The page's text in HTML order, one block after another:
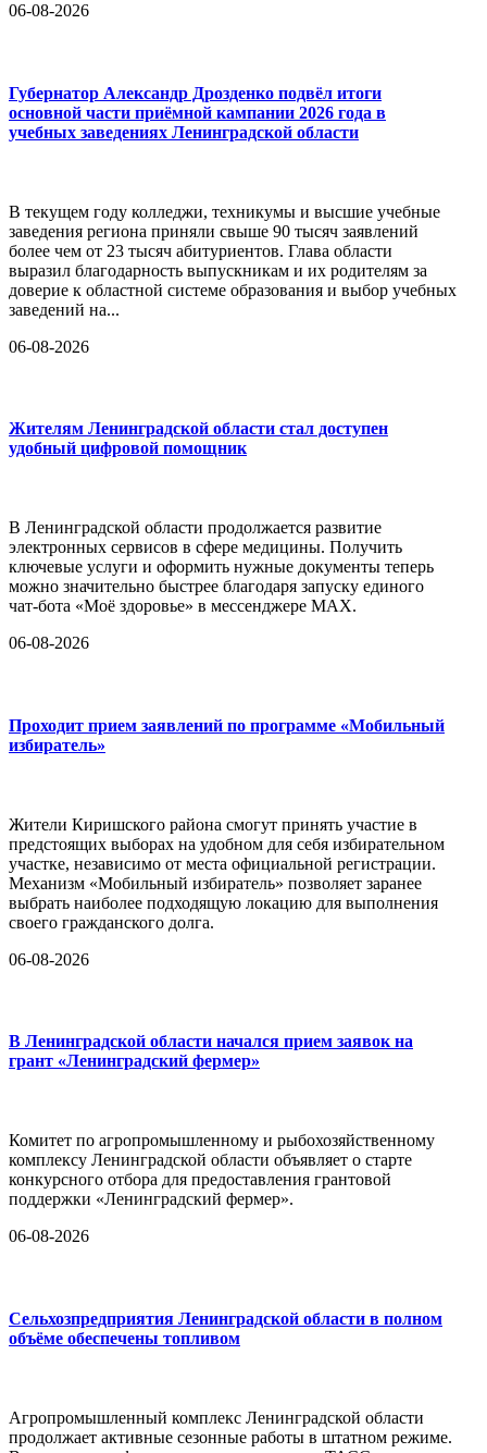
06-08-2026
Губернатор Александр Дрозденко подвёл итоги
основной части приёмной кампании 2026 года в
учебных заведениях Ленинградской области
В текущем году колледжи, техникумы и высшие учебные
заведения региона приняли свыше 90 тысяч заявлений
более чем от 23 тысяч абитуриентов. Глава области
выразил благодарность выпускникам и их родителям за
доверие к областной системе образования и выбор учебных
заведений на...
06-08-2026
Жителям Ленинградской области стал доступен
удобный цифровой помощник
В Ленинградской области продолжается развитие
электронных сервисов в сфере медицины. Получить
ключевые услуги и оформить нужные документы теперь
можно значительно быстрее благодаря запуску единого
чат-бота «Моё здоровье» в мессенджере MAX.
06-08-2026
Проходит прием заявлений по программе «Мобильный
избиратель»
Жители Киришского района смогут принять участие в
предстоящих выборах на удобном для себя избирательном
участке, независимо от места официальной регистрации.
Механизм «Мобильный избиратель» позволяет заранее
выбрать наиболее подходящую локацию для выполнения
своего гражданского долга.
06-08-2026
В Ленинградской области начался прием заявок на
грант «Ленинградский фермер»
Комитет по агропромышленному и рыбохозяйственному
комплексу Ленинградской области объявляет о старте
конкурсного отбора для предоставления грантовой
поддержки «Ленинградский фермер».
06-08-2026
Сельхозпредприятия Ленинградской области в полном
объёме обеспечены топливом
Агропромышленный комплекс Ленинградской области
продолжает активные сезонные работы в штатном режиме.